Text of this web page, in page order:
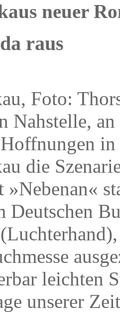
neuer
raus
Foto:
Nahstelle,
die
Deutschen
leichten
unserer